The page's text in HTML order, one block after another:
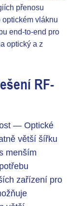
přenosu
vláknu
end-to-end pro
optický a z
RF-
— Optické
větší šířku
menším
zařízení pro